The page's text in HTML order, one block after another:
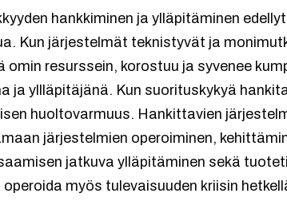
hankkiminen ja ylläpitäminen
Kun järjestelmät teknistyvät ja
resurssein, korostuu ja syvenee
ja yllläpitäjänä. Kun suorituskykyä
huoltovarmuus. Hankittavien
järjestelmien operoiminen,
jatkuva ylläpitäminen sekä
myös tulevaisuuden kriisin